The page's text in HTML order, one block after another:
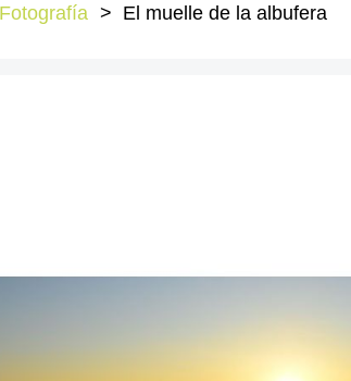
Fotografía El muelle de la albufera